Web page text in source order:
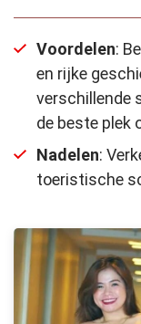
Voordelen:
en rijke
verschillende
de beste plek
Nadelen:
toeristische